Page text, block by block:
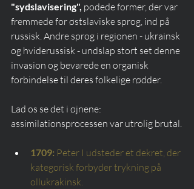
"sydslavisering", podede former, der var
fremmede for østslaviske sprog, ind på
russisk. Andre sprog i regionen - ukrainsk
og hviderussisk - undslap stort set denne
invasion og bevarede en organisk
forbindelse til deres folkelige rødder.
Lad os se det i øjnene:
assimilationsprocessen var utrolig brutal.
1709: Peter I udsteder et dekret, der
kategorisk forbyder trykning på
ollukrakinsk.